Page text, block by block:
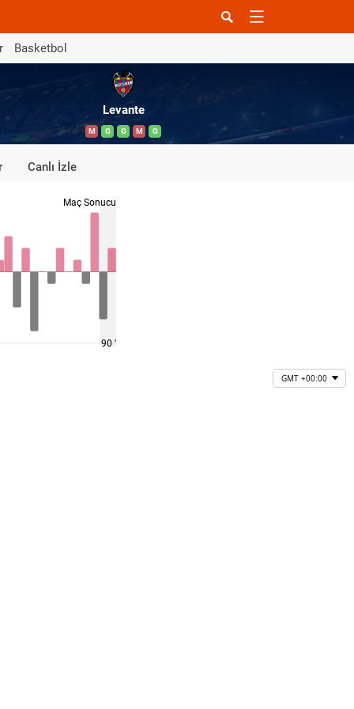
Basketbol
Levante
M G G M G
Canlı İzle
Maç Sonucu
90 '
GMT +00:00